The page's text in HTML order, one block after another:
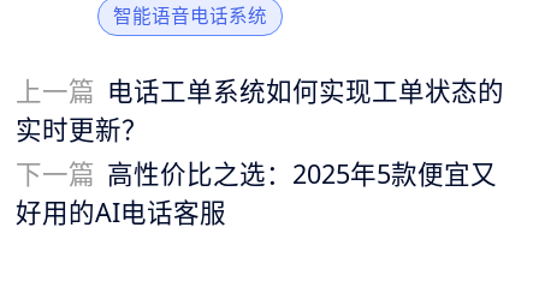
智能语音电话系统
上一篇 电话工单系统如何实现工单状态的
实时更新？
下一篇 高性价比之选：2025年5款便宜又
好用的AI电话客服